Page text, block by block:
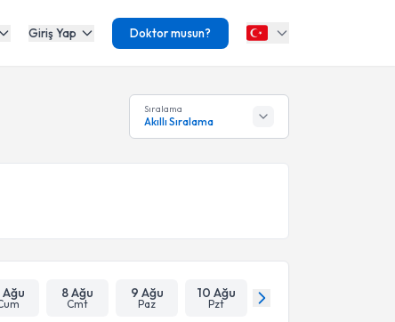
Giriş Yap Doktor musun?
Sıralama
Akıllı Sıralama
Ağu 8 Ağu
Cmt
9 Ağu
Paz
10 Ağu
Pzt